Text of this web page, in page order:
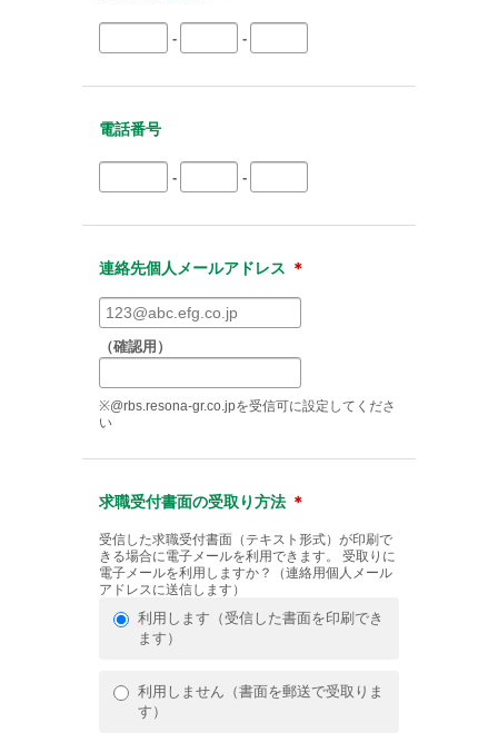
- -
電話番号
- -
連絡先個人メールアドレス ＊
（確認用）
※@rbs.resona-gr.co.jpを受信可に設定してくださ
い
求職受付書面の受取り方法 ＊
受信した求職受付書面（テキスト形式）が印刷で
きる場合に電子メールを利用できます。 受取りに
電子メールを利用しますか？（連絡用個人メール
アドレスに送信します）
利用します（受信した書面を印刷でき
ます）
利用しません（書面を郵送で受取りま
す）